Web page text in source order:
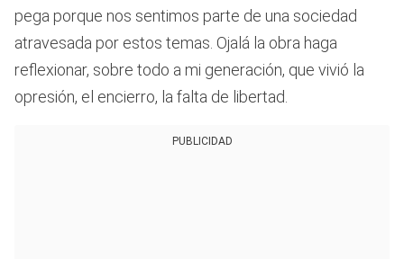
pega porque nos sentimos parte de una sociedad
atravesada por estos temas. Ojalá la obra haga
reflexionar, sobre todo a mi generación, que vivió la
opresión, el encierro, la falta de libertad.
PUBLICIDAD